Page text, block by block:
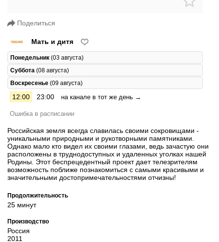
Поделиться
Мать и дитя
Понедельник (03 августа)
Суббота (08 августа)
Воскресенье (09 августа)
12:00 23:00 на канале в тот же день →
Ошибка в расписании
Российская земля всегда славилась своими сокровищами -
уникальными природными и рукотворными памятниками.
Однако мало кто видел их своими глазами, ведь зачастую они
расположены в труднодоступных и удаленных уголках нашей
Родины. Этот беспрецедентный проект дает телезрителям
возможность поближе познакомиться с самыми красивыми и
значительными достопримечательностями отчизны!
Продолжительность
25 минут
Производство
Россия
2011